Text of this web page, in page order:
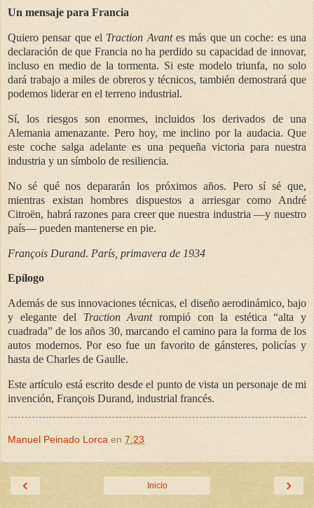
Un mensaje para Francia
Quiero pensar que el Traction Avantes más que un coche: es una
declaración de que Francia no ha perdido su capacidad de innovar,
incluso en medio de la tormenta. Si este modelo triunfa, no solo
dará trabajo a miles de obreros y técnicos, también demostrará que
podemos liderar en el terreno industrial.
Sí, los riesgos son enormes, incluidos los derivados de una
Alemania amenazante. Pero hoy, me inclino por la audacia. Que
este coche salga adelante es una pequeña victoria para nuestra
industria y un símbolo de resiliencia.
No sé qué nos depararán los próximos años. Pero sí sé que,
mientras existan hombres dispuestos a arriesgar como André
Citroën, habrá razones para creer que nuestra industria —y nuestro
país— pueden mantenerse en pie.
François Durand. París, primavera de 1934
Epílogo
Además de sus innovaciones técnicas, el diseño aerodinámico, bajo
y elegante del Traction Avantrompió con la estética “alta y
cuadrada” de los años 30, marcando el camino para la forma de los
autos modernos. Por eso fue un favorito de gánsteres, policías y
hasta de Charles de Gaulle.
Este artículo está escrito desde el punto de vista un personaje de mi
invención, François Durand, industrial francés.
Manuel Peinado Lorca en 7:23
‹ ›
Inicio